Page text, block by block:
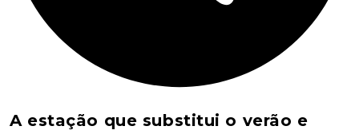
A estação que substitui o verão e